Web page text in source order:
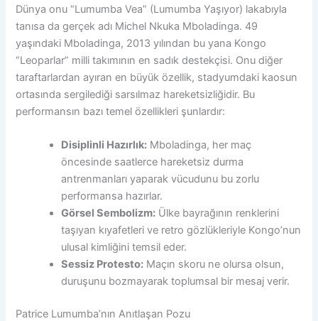
Dünya onu “Lumumba Vea” (Lumumba Yaşıyor) lakabıyla
tanısa da gerçek adı Michel Nkuka Mboladinga. 49
yaşındaki Mboladinga, 2013 yılından bu yana Kongo
“Leoparlar” milli takımının en sadık destekçisi. Onu diğer
taraftarlardan ayıran en büyük özellik, stadyumdaki kaosun
ortasında sergilediği sarsılmaz hareketsizliğidir. Bu
performansın bazı temel özellikleri şunlardır:
Disiplinli Hazırlık: Mboladinga, her maç
öncesinde saatlerce hareketsiz durma
antrenmanları yaparak vücudunu bu zorlu
performansa hazırlar.
Görsel Sembolizm: Ülke bayrağının renklerini
taşıyan kıyafetleri ve retro gözlükleriyle Kongo’nun
ulusal kimliğini temsil eder.
Sessiz Protesto: Maçın skoru ne olursa olsun,
duruşunu bozmayarak toplumsal bir mesaj verir.
Patrice Lumumba’nın Anıtlaşan Pozu